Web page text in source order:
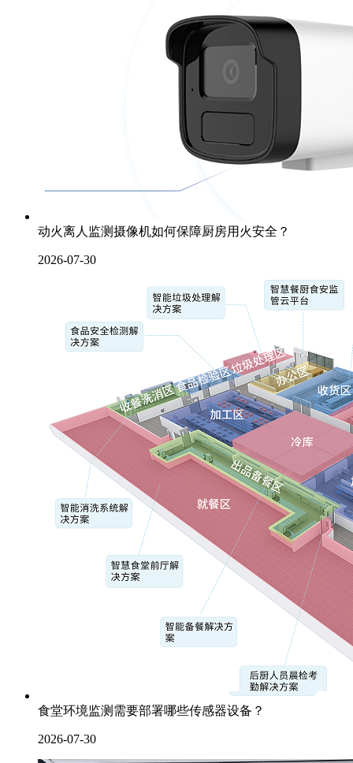
动火离人监测摄像机如何保障厨房用火安全？
2026-07-30
食堂环境监测需要部署哪些传感器设备？
2026-07-30